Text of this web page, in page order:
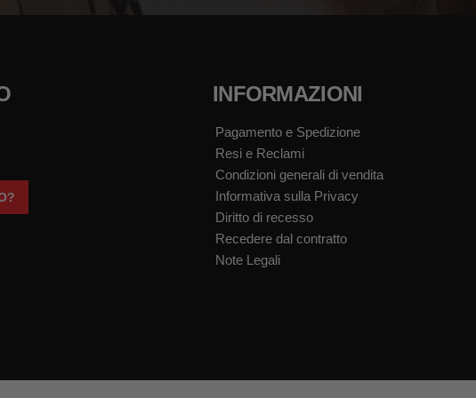
INFORMAZIONI
Pagamento e Spedizione
Resi e Reclami
Condizioni generali di vendita
Informativa sulla Privacy
Diritto di recesso
Recedere dal contratto
Note Legali